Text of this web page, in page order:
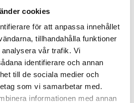
cookies
för att anpassa innehållet
tillhandahålla funktioner
vår trafik. Vi
identifierare och annan
till de sociala medier och
som vi samarbetar med.
informationen med annan
vare sig det är
eller övriga tillbehör.
är samma mått på t-
komponenter och profiler
och passa med varandra.
spår 8mm profil är det
och
är kompatibla med t-